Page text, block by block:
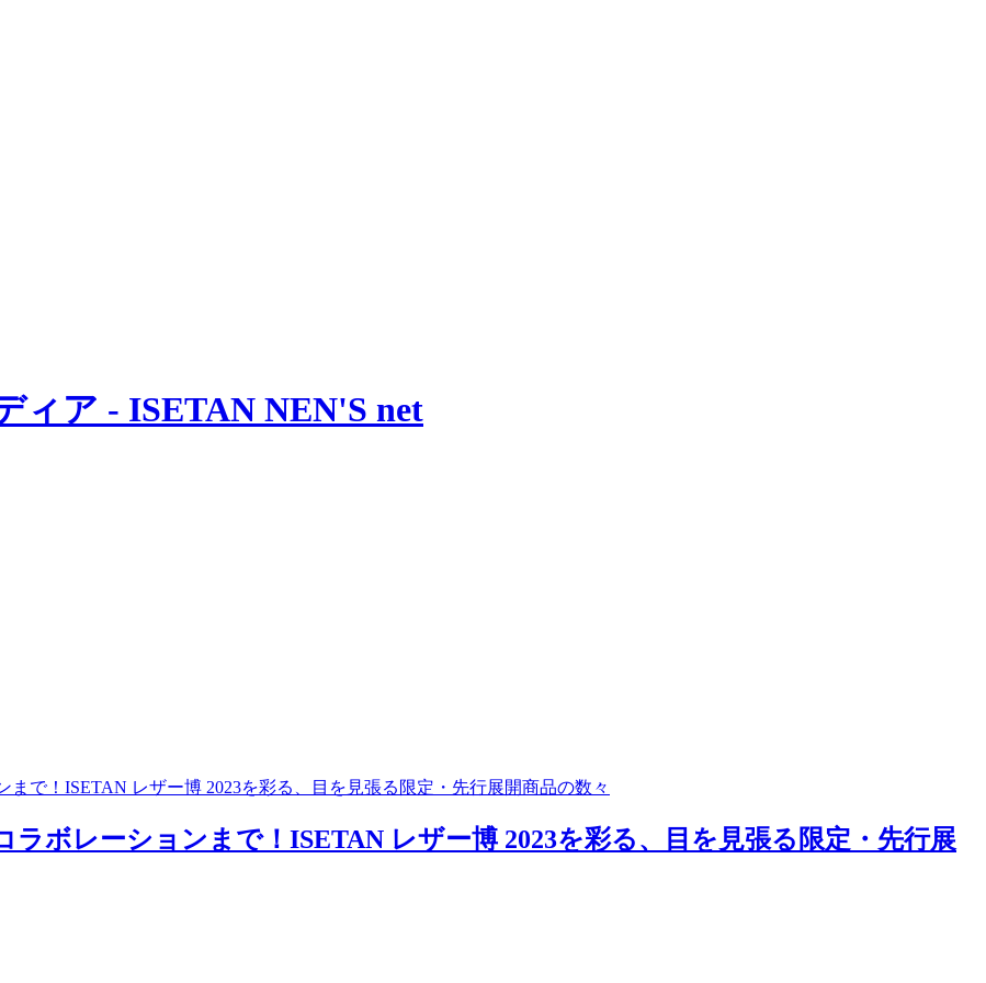
ィア - ISETAN NEN'S net
で！ISETAN レザー博 2023を彩る、目を見張る限定・先行展開商品の数々
ボレーションまで！ISETAN レザー博 2023を彩る、目を見張る限定・先行展